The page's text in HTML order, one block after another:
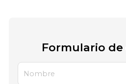
Formulario
Nombre